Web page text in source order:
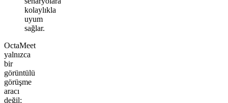
kolaylıkla
uyum
sağlar.
OctaMeet
yalnızca
bir
görüntülü
görüşme
aracı
değil;